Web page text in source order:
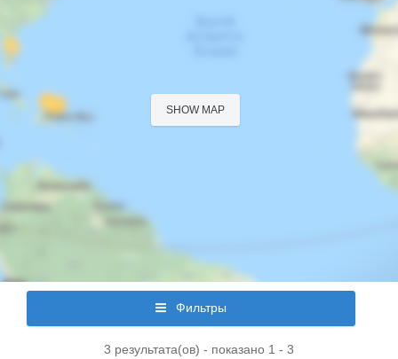
SHOW MAP
Фильтры
3 результата(ов) - показано 1 - 3